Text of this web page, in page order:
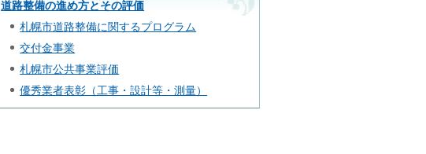
道路整備の進め方とその評価
札幌市道路整備に関するプログラム
交付金事業
札幌市公共事業評価
優秀業者表彰（工事・設計等・測量）